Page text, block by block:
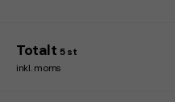
Totalt 5 st
inkl. moms